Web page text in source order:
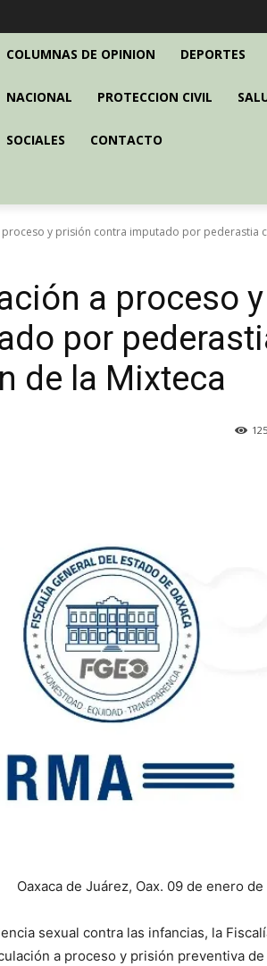
COLUMNAS DE OPINION DEPORTES
NACIONAL PROTECCION CIVIL
SOCIALES CONTACTO
proceso y prisión contra imputado por pederastia
a proceso y
por
de la Mixteca
125
Oaxaca de Juárez, Oax. 09 de enero
sexual contra las infancias, la
a proceso y prisión preventiva